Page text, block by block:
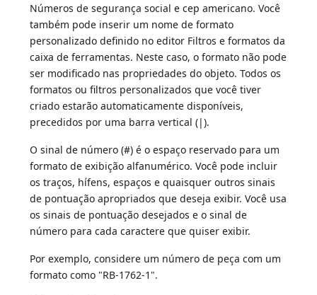
Números de segurança social e cep americano. Você
também pode inserir um nome de formato
personalizado definido no editor Filtros e formatos da
caixa de ferramentas. Neste caso, o formato não pode
ser modificado nas propriedades do objeto. Todos os
formatos ou filtros personalizados que você tiver
criado estarão automaticamente disponíveis,
precedidos por uma barra vertical (|).
O sinal de número (#) é o espaço reservado para um
formato de exibição alfanumérico. Você pode incluir
os traços, hífens, espaços e quaisquer outros sinais
de pontuação apropriados que deseja exibir. Você usa
os sinais de pontuação desejados e o sinal de
número para cada caractere que quiser exibir.
Por exemplo, considere um número de peça com um
formato como "RB-1762-1".